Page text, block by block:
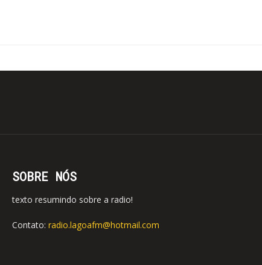
SOBRE NÓS
texto resumindo sobre a radio!
Contato: radio.lagoafm@hotmail.com